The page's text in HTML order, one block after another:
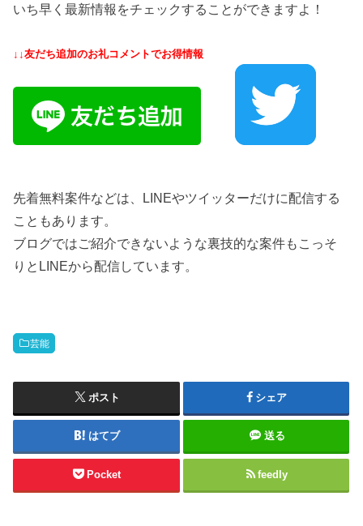
いち早く最新情報をチェックすることができますよ！
↓↓友だち追加のお礼コメントでお得情報
先着無料案件などは、LINEやツイッターだけに配信する
こともあります。
ブログではご紹介できないような裏技的な案件もこっそ
りとLINEから配信しています。
芸能
ポスト シェア
はてブ 送る
Pocket feedly